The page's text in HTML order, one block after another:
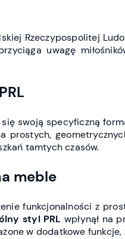
Rzeczypospolitej
uwagę
swoją specyficzną
prostych,
tamtych czasów.
meble
funkcjonalności z
styl PRL wpłynął na
w dodatkowe